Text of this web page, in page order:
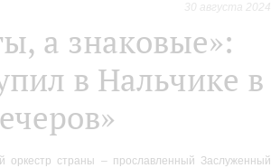
30 августа 2024
а знаковые»:
в Нальчике в
оркестр страны – прославленный Заслуженный